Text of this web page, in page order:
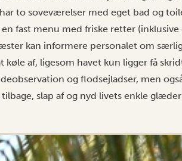
to soveværelser med eget bad og
fast menu med friske retter
kan informere personalet om
af, ligesom havet kun ligger få
og flodsejladser, men
slap af og nyd livets enkle